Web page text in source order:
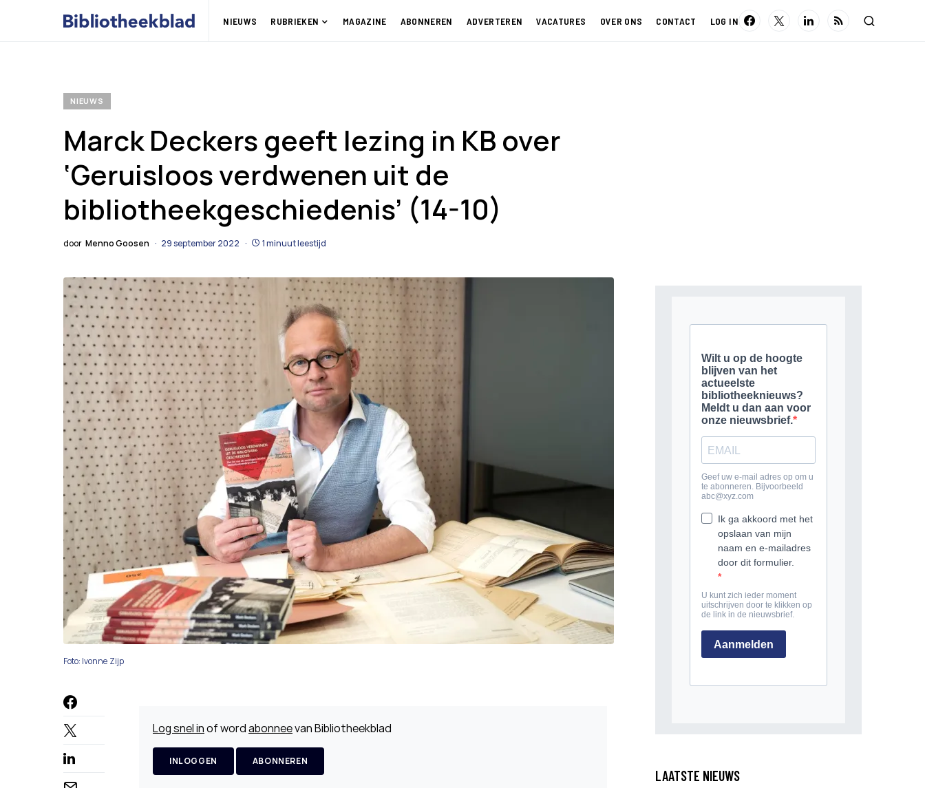
NIEUWS RUBRIEKEN MAGAZINE ABONNEREN ADVERTEREN VACATURES OVER ONS CONTACT LOG IN
NIEUWS
Marck Deckers geeft lezing in KB over
‘Geruisloos verdwenen uit de
bibliotheekgeschiedenis’ (14-10)
door Menno Goosen 29 september 2022 1 minuut leestijd
Foto: Ivonne Zijp
Log snel inof wordabonneevan Bibliotheekblad
INLOGGEN ABONNEREN
LAATSTE NIEUWS